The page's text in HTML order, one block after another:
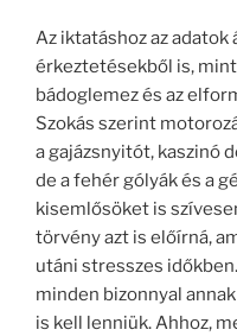
Az iktatáshoz az
érkeztetésekből is,
bádoglemez és az
Szokás szerint
a gajázsnyitót, kaszinó
de a fehér gólyák és a
kisemlősöket is
törvény azt is előírná,
utáni stresszes
minden bizonnyal
is kell lenniük. Ahhoz,